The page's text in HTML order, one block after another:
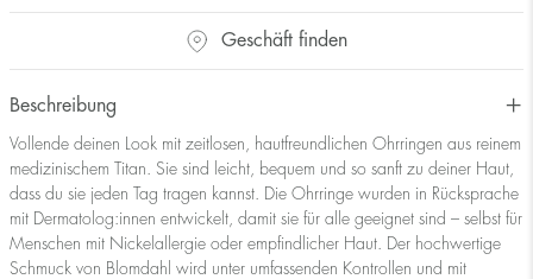
Geschäft finden
Beschreibung
Vollende deinen Look mit zeitlosen, hautfreundlichen Ohrringen aus reinem
medizinischem Titan. Sie sind leicht, bequem und so sanft zu deiner Haut,
dass du sie jeden Tag tragen kannst. Die Ohrringe wurden in Rücksprache
mit Dermatolog:innen entwickelt, damit sie für alle geeignet sind – selbst für
Menschen mit Nickelallergie oder empfindlicher Haut. Der hochwertige
Schmuck von Blomdahl wird unter umfassenden Kontrollen und mit